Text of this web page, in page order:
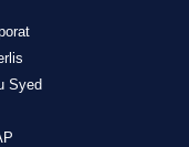
Syed